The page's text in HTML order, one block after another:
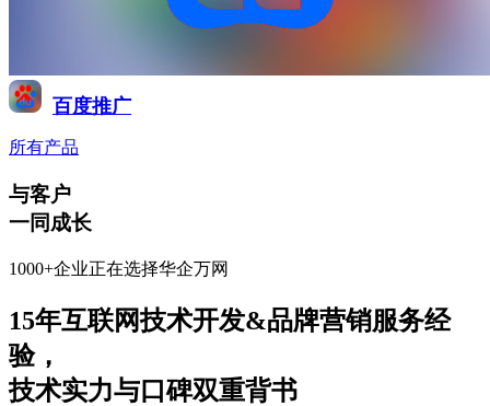
百度推广
所有产品
与客户
一同成长
1000+企业正在选择华企万网
15年互联网技术开发&品牌营销服务经
验，
技术实力与口碑双重背书